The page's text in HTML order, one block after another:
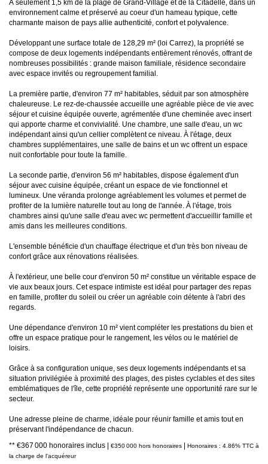
À seulement 1,5 km de la plage de Grand-Village et de la Citadelle, dans un
environnement calme et préservé au coeur d'un hameau typique, cette
charmante maison de pays allie authenticité, confort et polyvalence.
Développant une surface totale de 128,29 m² (loi Carrez), la propriété se
compose de deux logements indépendants entièrement rénovés, offrant de
nombreuses possibilités : grande maison familiale, résidence secondaire
avec espace invités ou regroupement familial.
La première partie, d'environ 77 m² habitables, séduit par son atmosphère
chaleureuse. Le rez-de-chaussée accueille une agréable pièce de vie avec
séjour et cuisine équipée ouverte, agrémentée d'une cheminée avec insert
qui apporte charme et convivialité. Une chambre, une salle d'eau, un wc
indépendant ainsi qu'un cellier complètent ce niveau. À l'étage, deux
chambres supplémentaires, une salle de bains et un wc offrent un espace
nuit confortable pour toute la famille.
La seconde partie, d'environ 56 m² habitables, dispose également d'un
séjour avec cuisine équipée, créant un espace de vie fonctionnel et
lumineux. Une véranda prolonge agréablement les volumes et permet de
profiter de la lumière naturelle tout au long de l'année. À l'étage, trois
chambres ainsi qu'une salle d'eau avec wc permettent d'accueillir famille et
amis dans les meilleures conditions.
L'ensemble bénéficie d'un chauffage électrique et d'un très bon niveau de
confort grâce aux rénovations réalisées.
À l'extérieur, une belle cour d'environ 50 m² constitue un véritable espace de
vie aux beaux jours. Cet espace intimiste est idéal pour partager des repas
en famille, profiter du soleil ou créer un agréable coin détente à l'abri des
regards.
Une dépendance d'environ 10 m² vient compléter les prestations du bien et
offre un espace pratique pour le rangement, les vélos ou le matériel de
loisirs.
Grâce à sa configuration unique, ses deux logements indépendants et sa
situation privilégiée à proximité des plages, des pistes cyclables et des sites
emblématiques de l'île, cette propriété représente une opportunité rare sur le
secteur.
Une adresse pleine de charme, idéale pour réunir famille et amis tout en
préservant l'indépendance de chacun.
** €367 000 honoraires inclus €350 000 hors honoraires
Honoraires : 4.86% TTC à
la charge de l'acquéreur